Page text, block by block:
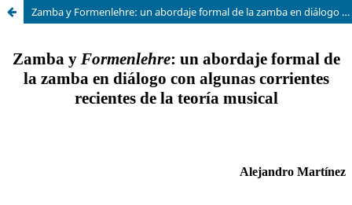
Zamba y Formenlehre: un abordaje formal de la zamba en diálogo con algunas corrientes recientes de la teoría musical.